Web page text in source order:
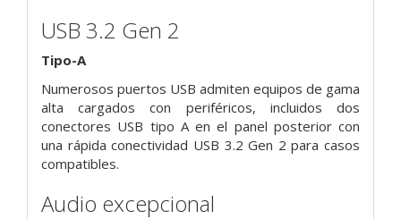
USB 3.2 Gen 2
Tipo-A
Numerosos puertos USB admiten equipos de gama
alta cargados con periféricos, incluidos dos
conectores USB tipo A en el panel posterior con
una rápida conectividad USB 3.2 Gen 2 para casos
compatibles.
Audio excepcional